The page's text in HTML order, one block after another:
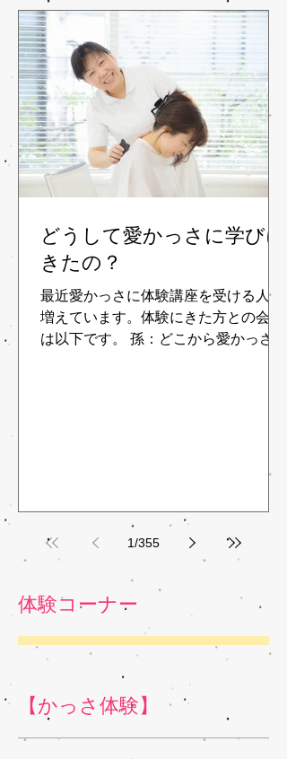
どうして愛かっさに学びに
きたの？
最近愛かっさに体験講座を受ける人が
増えています。体験にきた方との会話
は以下です。 孫：どこから愛かっさを
1/355
​体験コーナー
【かっさ体験】